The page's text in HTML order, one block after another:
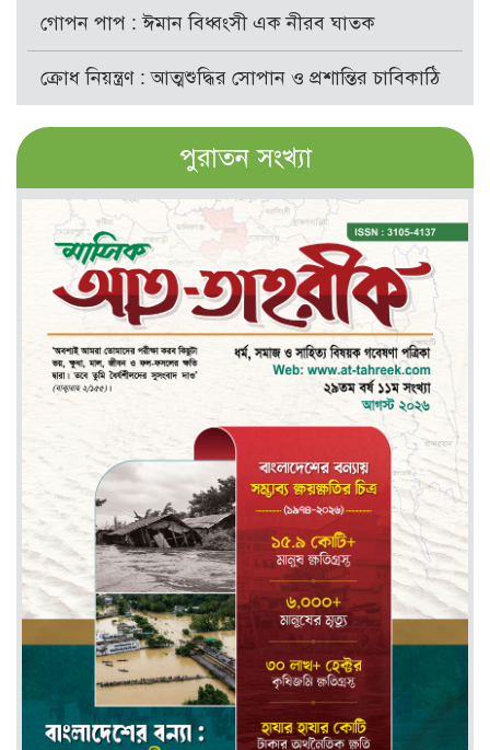
গোপন পাপ : ঈমান বিধ্বংসী এক নীরব ঘাতক
ক্রোধ নিয়ন্ত্রণ : আত্মশুদ্ধির সোপান ও প্রশান্তির চাবিকাঠি
পুরাতন সংখ্যা